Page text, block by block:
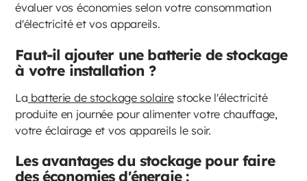
évaluer vos économies selon votre consommation
d'électricité et vos appareils.
Faut-il ajouter une batterie de stockage
à votre installation ?
La batterie de stockage solairestocke l'électricité
produite en journée pour alimenter votre chauffage,
votre éclairage et vos appareils le soir.
Les avantages du stockage pour faire
des économies d'énergie :